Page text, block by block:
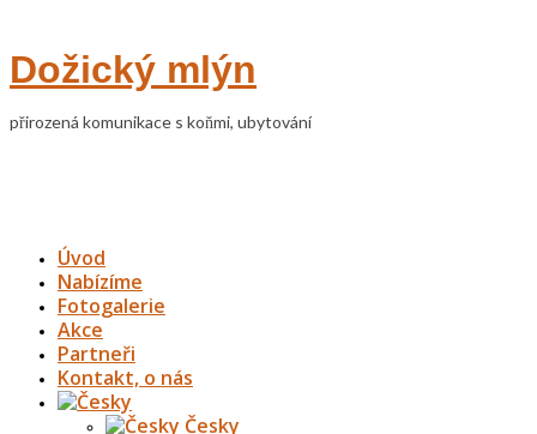
Dožický mlýn
přirozená komunikace s koňmi, ubytování
Úvod
Nabízíme
Fotogalerie
Akce
Partneři
Kontakt, o nás
Česky